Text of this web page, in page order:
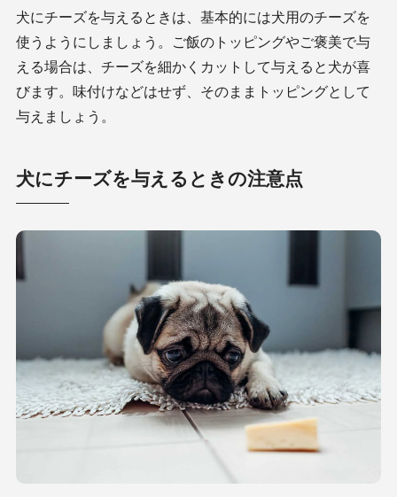
犬にチーズを与えるときは、基本的には犬用のチーズを
使うようにしましょう。ご飯のトッピングやご褒美で与
える場合は、チーズを細かくカットして与えると犬が喜
びます。味付けなどはせず、そのままトッピングとして
与えましょう。
犬にチーズを与えるときの注意点